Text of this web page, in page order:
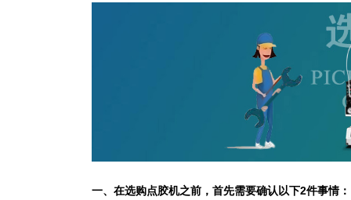
一、在选购点胶机之前，首先需要确认以下2件事情：